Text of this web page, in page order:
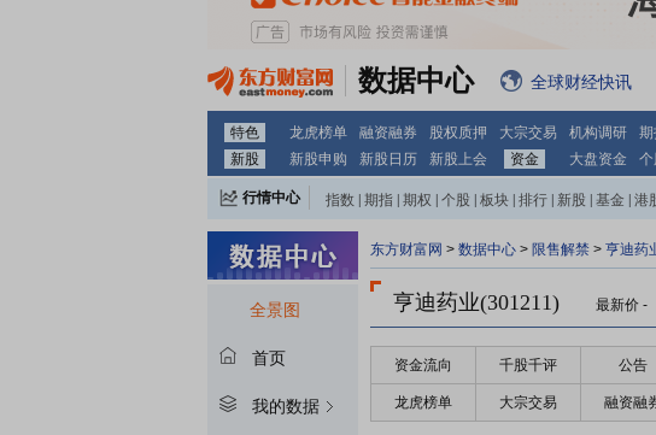
数据中心 全球财经快讯
特色 龙虎榜单 融资融券 股权质押 大宗交易 机构调研
新股
新股申购 新股日历 新股上会 资金 大盘资金 个
行情中心 指数 期指 期权 个股 板块 排行 新股 基金 港
全景图
首页
我的数据
东方财富网 > 数据中心 > 限售解禁 > 亨迪药
亨迪药业(301211) 最新价 -
资金流向 千股千评 公告
龙虎榜单 大宗交易 融资融